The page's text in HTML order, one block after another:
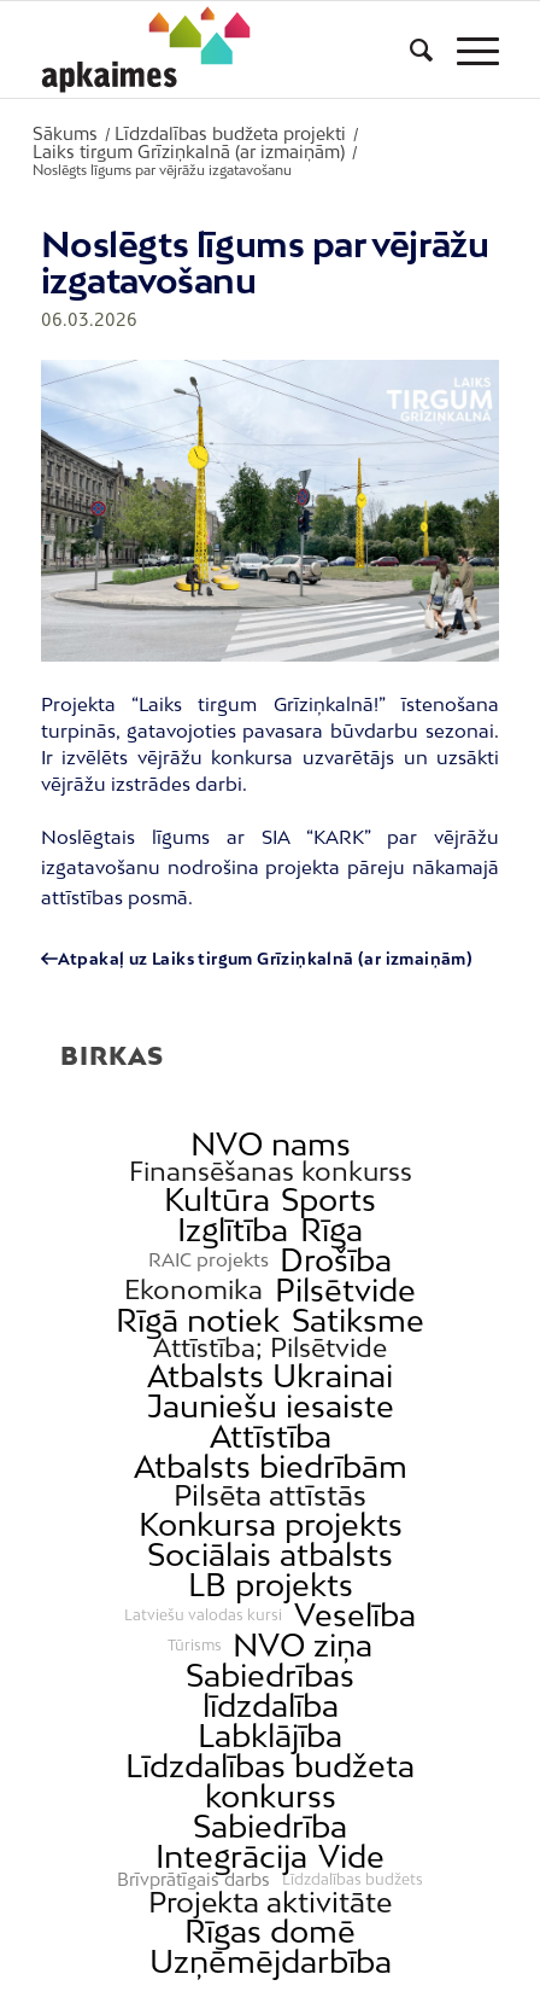
Sākums / Līdzdalības budžeta projekti /
Laiks tirgum Grīziņkalnā (ar izmaiņām) /
Noslēgts līgums par vējrāžu izgatavošanu
Noslēgts līgums par vējrāžu
izgatavošanu
06.03.2026
Projekta “Laiks tirgum Grīziņkalnā!” īstenošana
turpinās, gatavojoties pavasara būvdarbu sezonai.
Ir izvēlēts vējrāžu konkursa uzvarētājs un uzsākti
vējrāžu izstrādes darbi.
Noslēgtais līgums ar SIA “KARK” par vējrāžu
izgatavošanu nodrošina projekta pāreju nākamajā
attīstības posmā.
Atpakaļ uz Laiks tirgum Grīziņkalnā (ar izmaiņām)
BIRKAS
NVO nams
Finansēšanas konkurss
Kultūra Sports
Izglītība Rīga
RAIC projekts Drošība
Ekonomika Pilsētvide
Rīgā notiek Satiksme
Attīstība; Pilsētvide
Atbalsts Ukrainai
Jauniešu iesaiste
Attīstība
Atbalsts biedrībām
Pilsēta attīstās
Konkursa projekts
Sociālais atbalsts
LB projekts
Latviešu valodas kursi Veselība
Tūrisms
NVO ziņa
Sabiedrības
līdzdalība
Labklājība
Līdzdalības budžeta
konkurss
Sabiedrība
Integrācija Vide
Brīvprātīgais darbs Līdzdalības budžets
Projekta aktivitāte
Rīgas domē
Uzņēmējdarbība